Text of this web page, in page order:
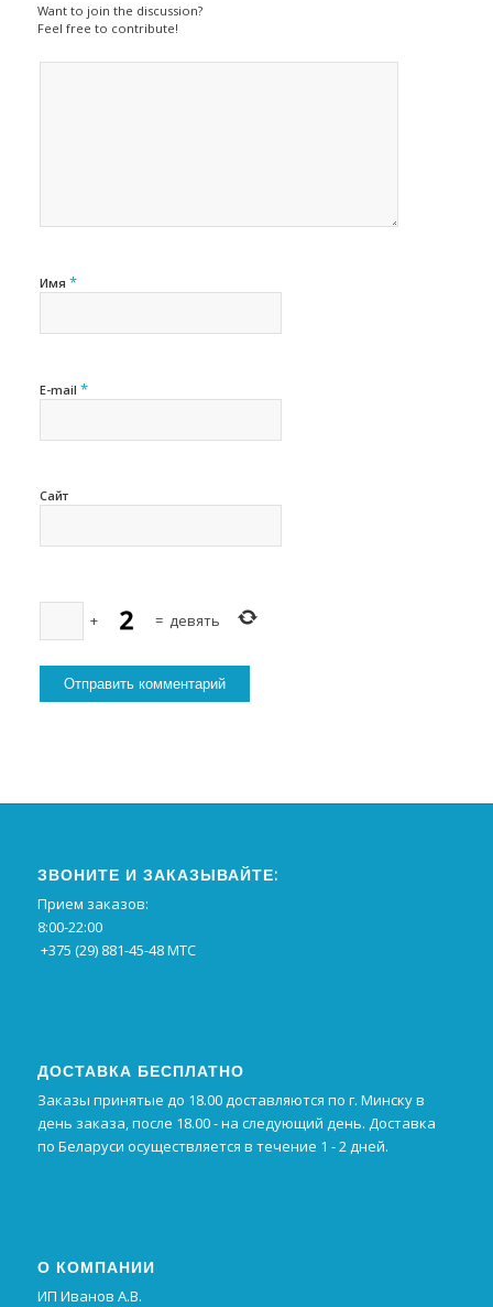
Want to join the discussion?
Feel free to contribute!
Имя *
E-mail *
Сайт
+ = девять
ЗВОНИТЕ И ЗАКАЗЫВАЙТЕ:
Прием заказов:
8:00-22:00
+375 (29) 881-45-48 МТС
ДОСТАВКА БЕСПЛАТНО
Заказы принятые до 18.00 доставляются по г. Минску в
день заказа, после 18.00 - на следующий день. Доставка
по Беларуси осуществляется в течение 1 - 2 дней.
О КОМПАНИИ
ИП Иванов А.В.